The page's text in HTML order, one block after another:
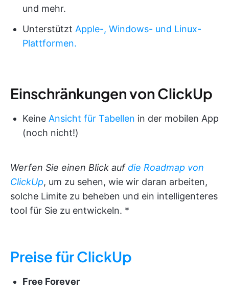
und mehr.
Unterstützt Apple-, Windows- und Linux-
Plattformen.
Einschränkungen von ClickUp
Keine Ansicht für Tabellen in der mobilen App
(noch nicht!)
Werfen Sie einen Blick aufdie Roadmap von
ClickUp, um zu sehen, wie wir daran arbeiten,
solche Limite zu beheben und ein intelligenteres
tool für Sie zu entwickeln. *
Preise für ClickUp
Free Forever